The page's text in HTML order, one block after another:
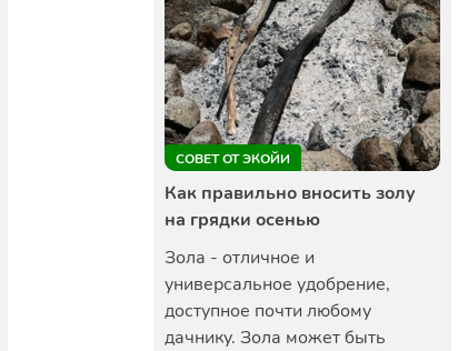
СОВЕТ ОТ ЭКОЙИ
Как правильно вносить золу
на грядки осенью
Зола - отличное и
универсальное удобрение,
доступное почти любому
дачнику. Зола может быть